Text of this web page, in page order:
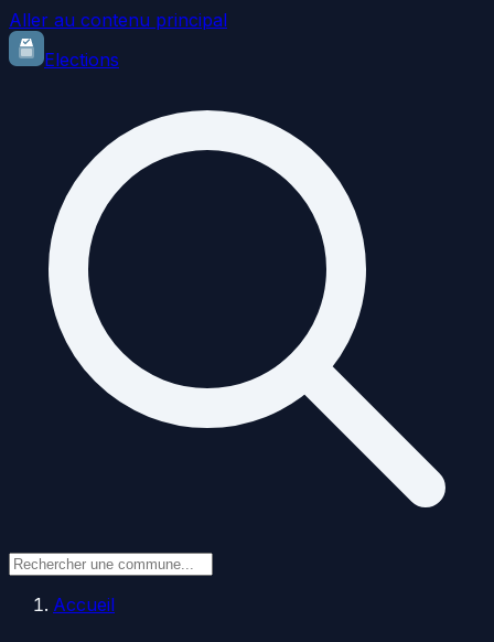
Aller au contenu principal
Elections
Accueil